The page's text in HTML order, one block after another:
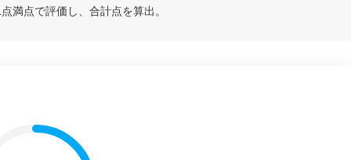
満点で評価し、合計点を算出。